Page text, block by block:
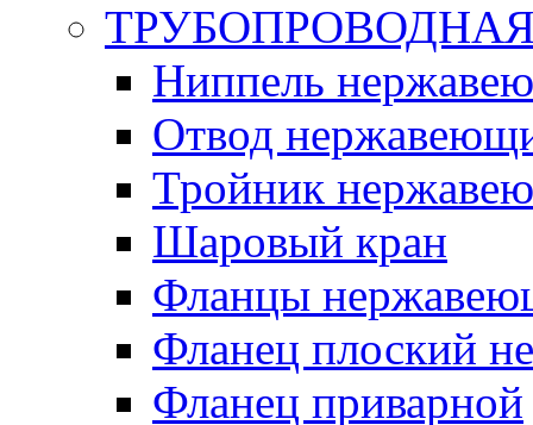
Ниппель
Отвод
Тройник
Шаровый кран
Фланцы
Фланец плоский
Фланец приварной